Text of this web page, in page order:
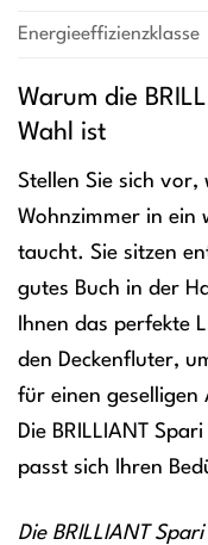
Energieeffizienzklasse
Warum die
Wahl ist
Stellen Sie sich vor,
Wohnzimmer in ein
taucht. Sie sitzen
gutes Buch in der
Ihnen das perfekte
den Deckenfluter,
für einen geselligen
Die BRILLIANT
passt sich Ihren
Die BRILLIANT